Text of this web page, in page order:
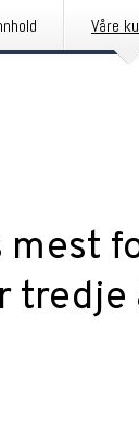
Våre
mest
tredje